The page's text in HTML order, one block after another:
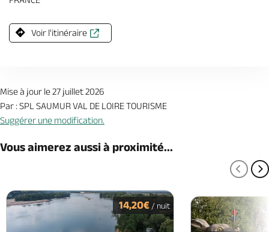
Voir l'itinéraire
Mise à jour le 27 juillet 2026
Par : SPL SAUMUR VAL DE LOIRE TOURISME
Suggérer une modification.
Vous aimerez aussi à proximité...
14,20€ / nuit